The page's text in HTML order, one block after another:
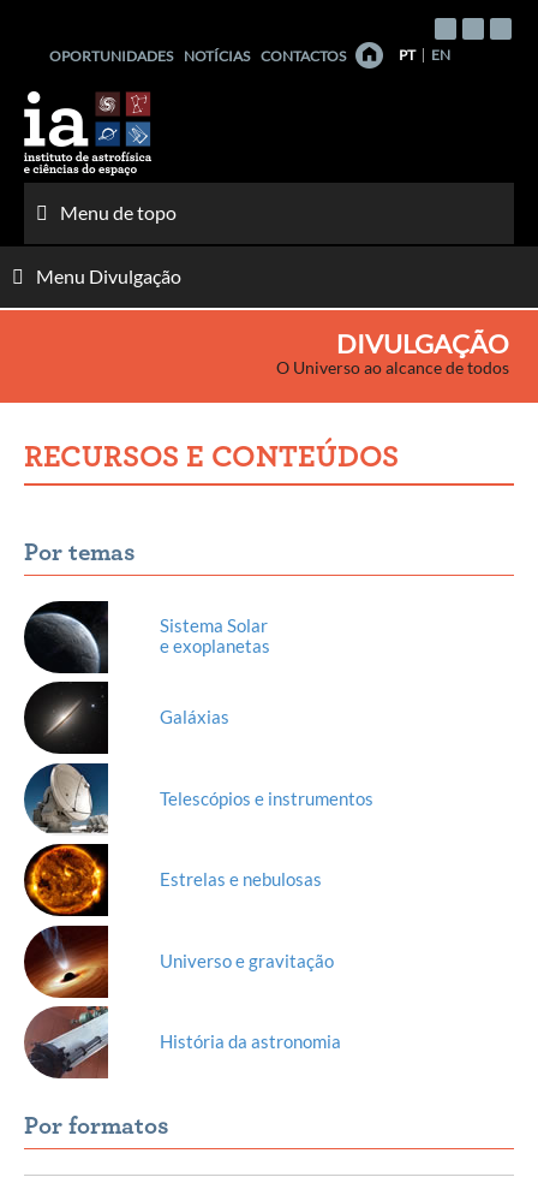
conteúdo
OPORTUNIDADES NOTÍCIAS CONTACTOS PT EN
Menu de topo
Menu Divulgação
DIVULGAÇÃO
O Universo ao alcance de todos
RECURSOS E CONTEÚDOS
Por temas
Sistema Solar
e exoplanetas
Galáxias
Telescópios e instrumentos
Estrelas e nebulosas
Universo e gravitação
História da astronomia
Por formatos